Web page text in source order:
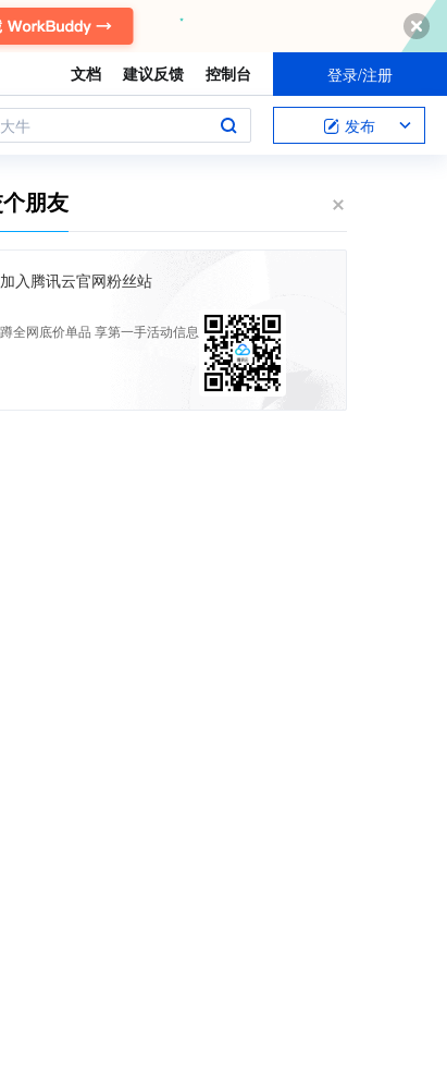
文档 建议反馈 控制台 登录/注册
牛 发布
朋友
加入腾讯云官网粉丝站
蹲全网底价单品 享第一手活动信息